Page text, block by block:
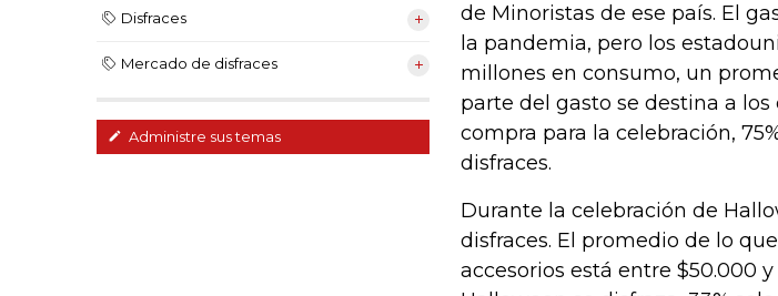
Disfraces
Mercado de disfraces
Administre sus temas
de Minoristas de ese país. El
la pandemia, pero los
millones en consumo, un
parte del gasto se destina a los
compra para la celebración,
disfraces.
Durante la celebración de
disfraces. El promedio de lo
accesorios está entre $50.000